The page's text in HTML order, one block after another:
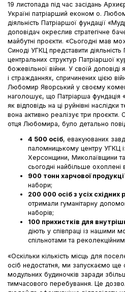
19 листопада під час засідань
Україні патріарший економ о.
діяльність Патріаршої фундації
доповідач окреслив стратегічне
майбутні проєкти. «Сьогодні мав
Синоді УГКЦ представити
центральних структур Патріаршої
божевільної війни. У своїй
і стражданнях, спричинених цією
Любомир Яворський у своєму
наголошує, що Патріарша фундація
як відповідь на ці руйнівні наслідки
вона активно реалізує три
отця Любомира, було детально
4 500 осіб, евакуюваних
паломницькому центру УГКЦ
Херсонщини, Миколаївщини
сьогодні найбільше охоплені
900 тонн харчової
набори;
200 000 осіб з усіх східних
отримали гуманітарну
наборів;
100 прихистків для
діють у співпраці із нашими
спільнотами та
«Оскільки кількість місць для
осіб недостатня, ми запускаємо ще
модульних будиночків заради
тимчасового перебування. Це